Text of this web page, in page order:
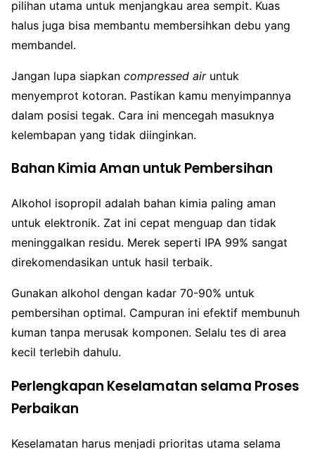
pilihan utama untuk menjangkau area sempit. Kuas
halus juga bisa membantu membersihkan debu yang
membandel.
Jangan lupa siapkan compressed airuntuk
menyemprot kotoran. Pastikan kamu menyimpannya
dalam posisi tegak. Cara ini mencegah masuknya
kelembapan yang tidak diinginkan.
Bahan Kimia Aman untuk Pembersihan
Alkohol isopropil adalah bahan kimia paling aman
untuk elektronik. Zat ini cepat menguap dan tidak
meninggalkan residu. Merek seperti IPA 99% sangat
direkomendasikan untuk hasil terbaik.
Gunakan alkohol dengan kadar 70-90% untuk
pembersihan optimal. Campuran ini efektif membunuh
kuman tanpa merusak komponen. Selalu tes di area
kecil terlebih dahulu.
Perlengkapan Keselamatan selama Proses
Perbaikan
Keselamatan harus menjadi prioritas utama selama